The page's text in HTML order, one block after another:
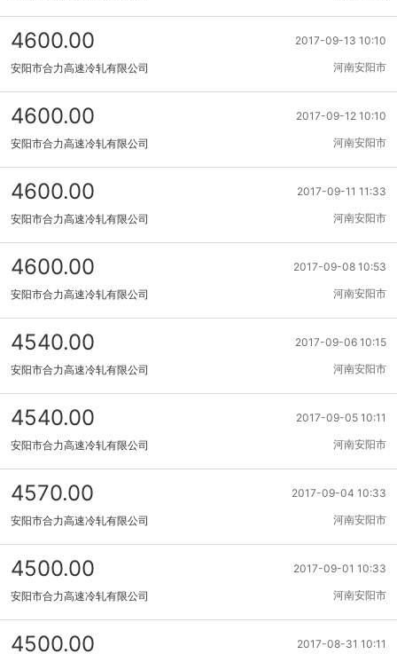
2017-09-13 10:10
4600.00
河南安阳市
安阳市合力高速冷轧有限公司
2017-09-12 10:10
4600.00
河南安阳市
安阳市合力高速冷轧有限公司
2017-09-11 11:33
4600.00
河南安阳市
安阳市合力高速冷轧有限公司
2017-09-08 10:53
4600.00
河南安阳市
安阳市合力高速冷轧有限公司
2017-09-06 10:15
4540.00
河南安阳市
安阳市合力高速冷轧有限公司
2017-09-05 10:11
4540.00
河南安阳市
安阳市合力高速冷轧有限公司
2017-09-04 10:33
4570.00
河南安阳市
安阳市合力高速冷轧有限公司
2017-09-01 10:33
4500.00
河南安阳市
安阳市合力高速冷轧有限公司
2017-08-31 10:11
4500.00